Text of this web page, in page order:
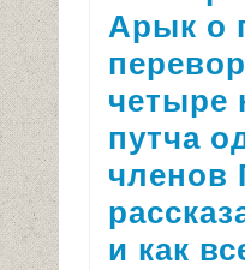
Арык о
четыре
путча
членов
и как